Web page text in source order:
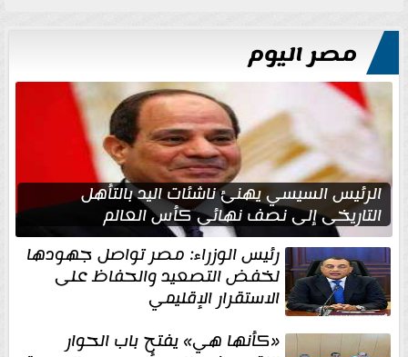
مصر اليوم
الرئيس السيسي يهنئ ناشئات اليد بالتأهل
التاريخي إلى نصف نهائي كأس العالم
رئيس الوزراء: مصر تواصل جهودها
لخفض التصعيد والحفاظ على
الاستقرار الإقليمي
«كأنها هي» يفتح باب الحوار